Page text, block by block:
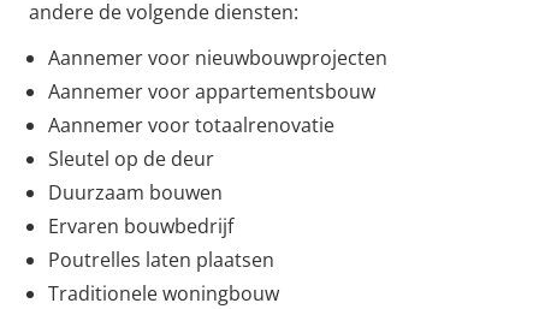
andere de volgende diensten:
Aannemer voor nieuwbouwprojecten
Aannemer voor appartementsbouw
Aannemer voor totaalrenovatie
Sleutel op de deur
Duurzaam bouwen
Ervaren bouwbedrijf
Poutrelles laten plaatsen
Traditionele woningbouw